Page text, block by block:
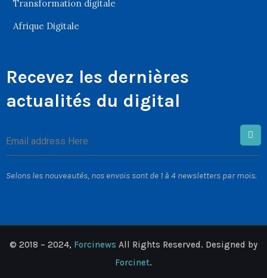
Transformation digitale
Afrique Digitale
Recevez les dernières
actualités du digital
Selons les nouveautés, nos envois sont de 1 à 4 newsletters par mois.
© 2018 – 2024, Forcinews All Rights Reserved. Designed by
Forcinet.